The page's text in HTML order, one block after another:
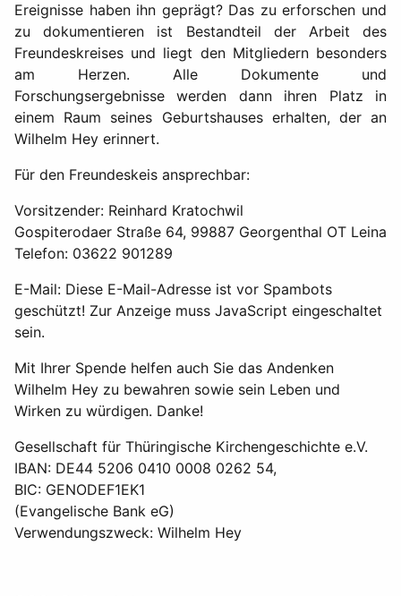
Ereignisse haben ihn geprägt? Das zu erforschen und
zu dokumentieren ist Bestandteil der Arbeit des
Freundeskreises und liegt den Mitgliedern besonders
am Herzen. Alle Dokumente und
Forschungsergebnisse werden dann ihren Platz in
einem Raum seines Geburtshauses erhalten, der an
Wilhelm Hey erinnert.
Für den Freundeskeis ansprechbar:
Vorsitzender: Reinhard Kratochwil
Gospiterodaer Straße 64, 99887 Georgenthal OT Leina
Telefon: 03622 901289
E-Mail: Diese E-Mail-Adresse ist vor Spambots
geschützt! Zur Anzeige muss JavaScript eingeschaltet
sein.
Mit Ihrer Spende helfen auch Sie das Andenken
Wilhelm Hey zu bewahren sowie sein Leben und
Wirken zu würdigen. Danke!
Gesellschaft für Thüringische Kirchengeschichte e.V.
IBAN: DE44 5206 0410 0008 0262 54,
BIC: GENODEF1EK1
(Evangelische Bank eG)
Verwendungszweck: Wilhelm Hey